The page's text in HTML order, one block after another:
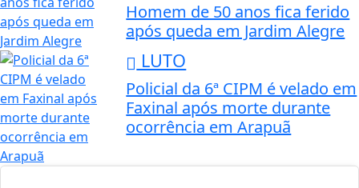
Homem de 50 anos fica ferido
após queda em Jardim Alegre
LUTO
Policial da 6ª CIPM é velado em
Faxinal após morte durante
ocorrência em Arapuã